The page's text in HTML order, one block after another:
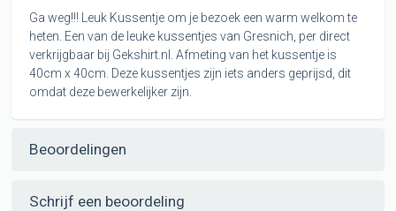
Ga weg!!! Leuk Kussentje om je bezoek een warm welkom te
heten. Een van de leuke kussentjes van Gresnich, per direct
verkrijgbaar bij Gekshirt.nl. Afmeting van het kussentje is
40cm x 40cm. Deze kussentjes zijn iets anders geprijsd, dit
omdat deze bewerkelijker zijn.
Beoordelingen
Schrijf een beoordeling